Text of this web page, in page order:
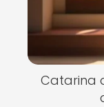
Catarina